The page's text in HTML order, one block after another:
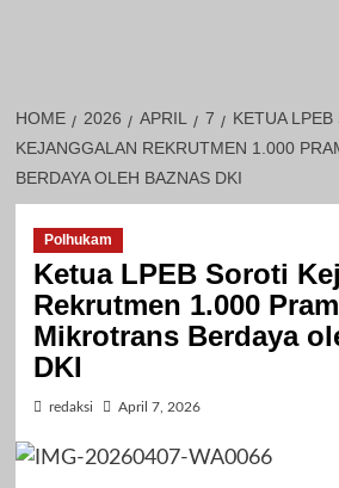
HOME 2026 APRIL 7
KETUA LPEB
KEJANGGALAN REKRUTMEN 1.000
BERDAYA OLEH BAZNAS DKI
Polhukam
Ketua LPEB Soroti
Rekrutmen 1.000
Mikrotrans Berdaya
DKI
redaksi April 7, 2026